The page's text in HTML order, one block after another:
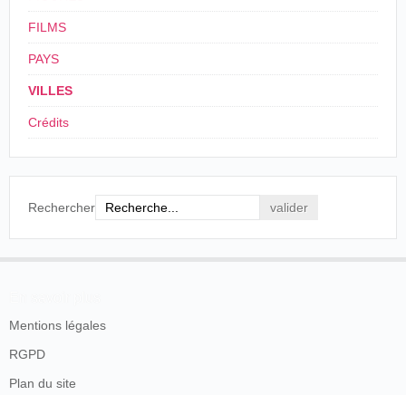
FILMS
PAYS
VILLES
Crédits
Rechercher
Mentions légales
RGPD
Plan du site